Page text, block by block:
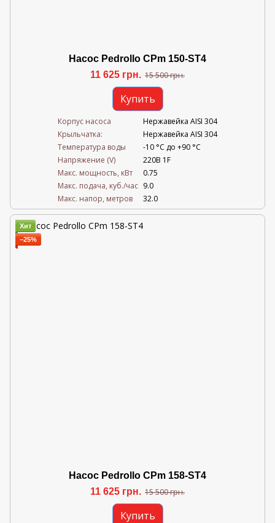
Насос Pedrollo CPm 150-ST4
11 625 грн. 15 500 грн.
Купить
Корпус насоса
Нержавейка AISI 304
Крыльчатка:
Нержавейка AISI 304
Температура воды
-10 °C до +90 °C
Напряжение (V)
220В 1F
Mакс. мощность, кВт
0.75
Mакс. подача, куб./час 9.0
Maкс. напор, метров
32.0
Хит
−25%
Насос Pedrollo CPm 158-ST4
11 625 грн. 15 500 грн.
Купить